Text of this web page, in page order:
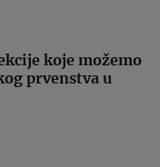
koje možemo
prvenstva u